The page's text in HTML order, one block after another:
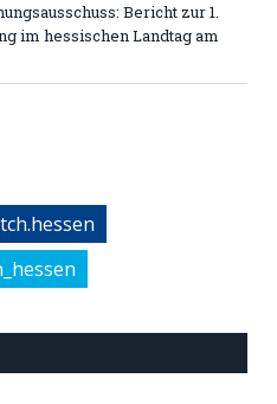
Bericht zur 1.
im hessischen Landtag am